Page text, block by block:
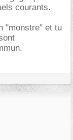
courants.
"monstre" et tu